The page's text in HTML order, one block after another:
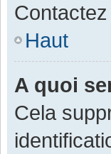
Haut
A quoi
Cela